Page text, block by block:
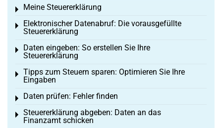
Meine Steuererklärung
Toggle menu
Elektronischer Datenabruf: Die vorausgefüllte
Steuererklärung
Toggle menu
Daten eingeben: So erstellen Sie Ihre
Steuererklärung
Toggle menu
Tipps zum Steuern sparen: Optimieren Sie Ihre
Eingaben
Toggle menu
Daten prüfen: Fehler finden
Toggle menu
Steuererklärung abgeben: Daten an das
Finanzamt schicken
Toggle menu